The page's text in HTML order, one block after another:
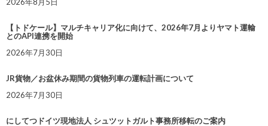
【トドケール】マルチキャリア化に向けて、2026年7月よりヤマト運輸
とのAPI連携を開始
2026年7月30日
JR貨物／お盆休み期間の貨物列車の運転計画について
2026年7月30日
にしてつドイツ現地法人 シュツットガルト事務所移転のご案内